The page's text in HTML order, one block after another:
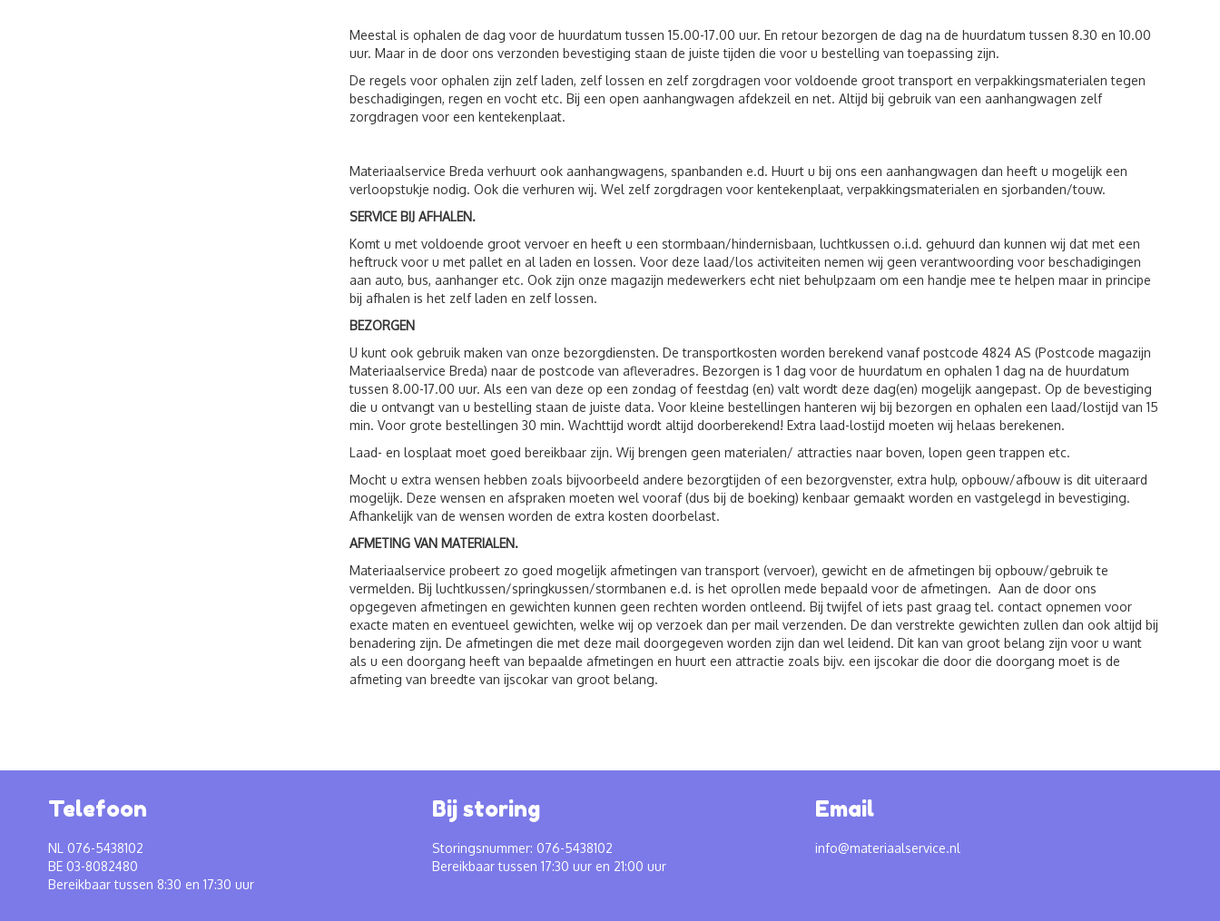
Meestal is ophalen de dag voor de huurdatum tussen 15.00-17.00 uur. En retour bezorgen de dag na de huurdatum tussen 8.30 en 10.00
uur. Maar in de door ons verzonden bevestiging staan de juiste tijden die voor u bestelling van toepassing zijn.
De regels voor ophalen zijn zelf laden, zelf lossen en zelf zorgdragen voor voldoende groot transport en verpakkingsmaterialen tegen
beschadigingen, regen en vocht etc. Bij een open aanhangwagen afdekzeil en net. Altijd bij gebruik van een aanhangwagen zelf
zorgdragen voor een kentekenplaat.
Materiaalservice Breda verhuurt ook aanhangwagens, spanbanden e.d. Huurt u bij ons een aanhangwagen dan heeft u mogelijk een
verloopstukje nodig. Ook die verhuren wij. Wel zelf zorgdragen voor kentekenplaat, verpakkingsmaterialen en sjorbanden/touw.
SERVICE BIJ AFHALEN.
Komt u met voldoende groot vervoer en heeft u een stormbaan/hindernisbaan, luchtkussen o.i.d. gehuurd dan kunnen wij dat met een
heftruck voor u met pallet en al laden en lossen. Voor deze laad/los activiteiten nemen wij geen verantwoording voor beschadigingen
aan auto, bus, aanhanger etc. Ook zijn onze magazijn medewerkers echt niet behulpzaam om een handje mee te helpen maar in principe
bij afhalen is het zelf laden en zelf lossen.
BEZORGEN
U kunt ook gebruik maken van onze bezorgdiensten. De transportkosten worden berekend vanaf postcode 4824 AS (Postcode magazijn
Materiaalservice Breda) naar de postcode van afleveradres. Bezorgen is 1 dag voor de huurdatum en ophalen 1 dag na de huurdatum
tussen 8.00-17.00 uur. Als een van deze op een zondag of feestdag (en) valt wordt deze dag(en) mogelijk aangepast. Op de bevestiging
die u ontvangt van u bestelling staan de juiste data. Voor kleine bestellingen hanteren wij bij bezorgen en ophalen een laad/lostijd van 15
min. Voor grote bestellingen 30 min. Wachttijd wordt altijd doorberekend! Extra laad-lostijd moeten wij helaas berekenen.
Laad- en losplaat moet goed bereikbaar zijn. Wij brengen geen materialen/ attracties naar boven, lopen geen trappen etc.
Mocht u extra wensen hebben zoals bijvoorbeeld andere bezorgtijden of een bezorgvenster, extra hulp, opbouw/afbouw is dit uiteraard
mogelijk. Deze wensen en afspraken moeten wel vooraf (dus bij de boeking) kenbaar gemaakt worden en vastgelegd in bevestiging.
Afhankelijk van de wensen worden de extra kosten doorbelast.
AFMETING VAN MATERIALEN.
Materiaalservice probeert zo goed mogelijk afmetingen van transport (vervoer), gewicht en de afmetingen bij opbouw/gebruik te
vermelden. Bij luchtkussen/springkussen/stormbanen e.d. is het oprollen mede bepaald voor de afmetingen. Aan de door ons
opgegeven afmetingen en gewichten kunnen geen rechten worden ontleend. Bij twijfel of iets past graag tel. contact opnemen voor
exacte maten en eventueel gewichten, welke wij op verzoek dan per mail verzenden. De dan verstrekte gewichten zullen dan ook altijd bij
benadering zijn. De afmetingen die met deze mail doorgegeven worden zijn dan wel leidend. Dit kan van groot belang zijn voor u want
als u een doorgang heeft van bepaalde afmetingen en huurt een attractie zoals bijv. een ijscokar die door die doorgang moet is de
afmeting van breedte van ijscokar van groot belang.
Telefoon
NL 076-5438102
BE 03-8082480
Bereikbaar tussen 8:30 en 17:30 uur
Bij storing
Storingsnummer: 076-5438102
Bereikbaar tussen 17:30 uur en 21:00 uur
Email
info@materiaalservice.nl